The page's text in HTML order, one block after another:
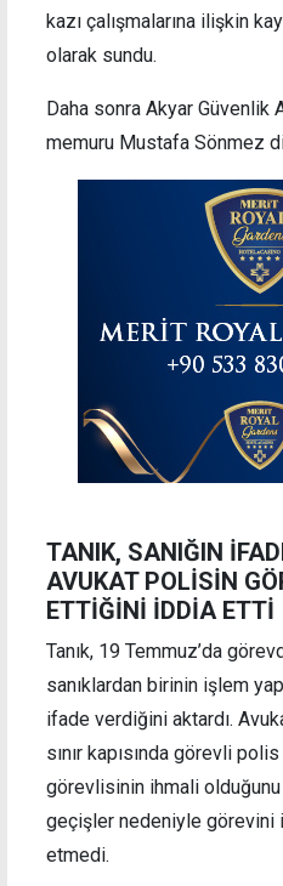
kazı çalışmalarına ilişkin
olarak sundu.
Daha sonra Akyar Güvenlik
memuru Mustafa Sönmez
TANIK, SANIĞIN
AVUKAT POLİSİN
ETTİĞİNİ İDDİA ETTİ
Tanık, 19 Temmuz’da
sanıklardan birinin işlem
ifade verdiğini aktardı.
sınır kapısında görevli
görevlisinin ihmali
geçişler nedeniyle görevini
etmedi.